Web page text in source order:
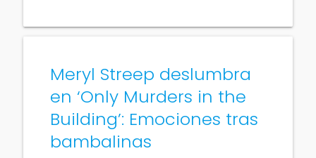
Meryl Streep deslumbra
en ‘Only Murders in the
Building’: Emociones tras
bambalinas